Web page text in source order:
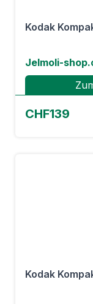
Kodak
Jelmoli-
CHF139
Kodak